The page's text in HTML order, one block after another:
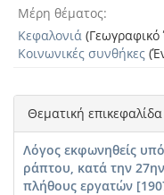
Μέρη θέματος
Κεφαλονιά
Κοινωνικές συνθήκες
Θεματική
Λόγος εκφωνηθείς
ράπτου, κατά την
πλήθους εργατών